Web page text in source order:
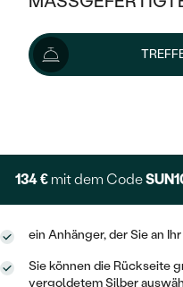
KLASSISCH
MEMOIRE
VINTAGE
MIT MEHREREN
HALO
VINTAGE
IM SET
AUSVERKAUF
WENN SCHMUCK
OHRRINGE
ANHÄNGER /
PLATIN
OHRSTECKER
MINIMALISTISCHE
GOLD
SILBER
NACH STYL
ZUR GEBURT
AUSVERKAUF
SILBER
NACH STYL
149 €
Wir liefern den Schmuck
Lieferoptionen
134 € mit dem Code
ein Anhänger, der Sie an
Sie können die Rückseite
vergoldetem Silber